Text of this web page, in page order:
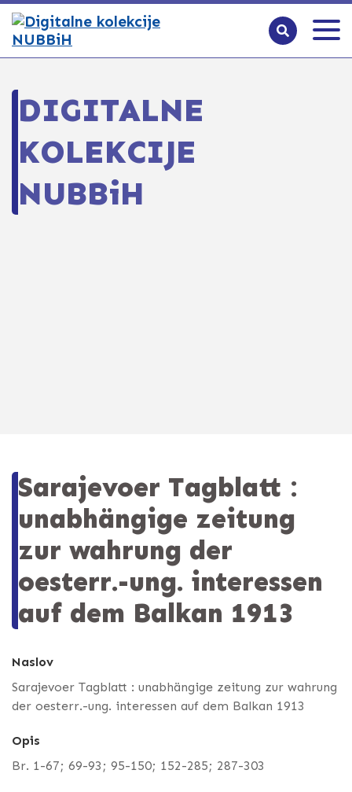
DIGITALNE
KOLEKCIJE
NUBBiH
Sarajevoer Tagblatt :
unabhängige zeitung
zur wahrung der
oesterr.-ung. interessen
auf dem Balkan 1913
Naslov
Sarajevoer Tagblatt : unabhängige zeitung zur wahrung
der oesterr.-ung. interessen auf dem Balkan 1913
Opis
Br. 1-67; 69-93; 95-150; 152-285; 287-303